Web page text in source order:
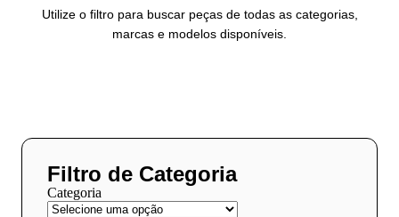
Utilize o filtro para buscar peças de todas as categorias,
marcas e modelos disponíveis.
Filtro de Categoria
Categoria